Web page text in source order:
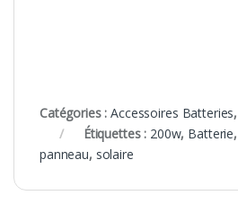
Catégories :Accessoires Batteries,
Étiquettes : 200w, Batterie,
panneau, solaire